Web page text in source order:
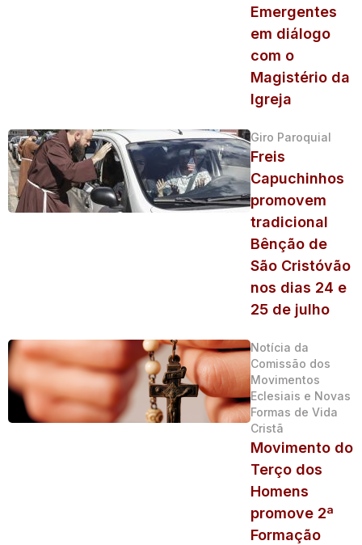
Emergentes
em diálogo
com o
Magistério da
Igreja
Giro Paroquial
Freis
Capuchinhos
promovem
tradicional
Bênção de
São Cristóvão
nos dias 24 e
25 de julho
Notícia da
Comissão dos
Movimentos
Eclesiais e Novas
Formas de Vida
Cristã
Movimento do
Terço dos
Homens
promove 2ª
Formação